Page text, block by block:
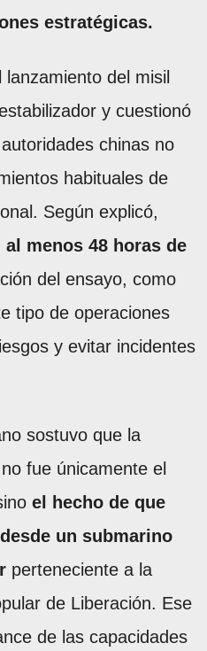
estratégicas.
del misil
y cuestionó
chinas no
habituales de
Según explicó,
menos 48 horas de
del ensayo, como
tipo de operaciones
y evitar incidentes
sostuvo que la
fue únicamente el
el hecho de que
un submarino
perteneciente a la
de Liberación. Ese
de las capacidades